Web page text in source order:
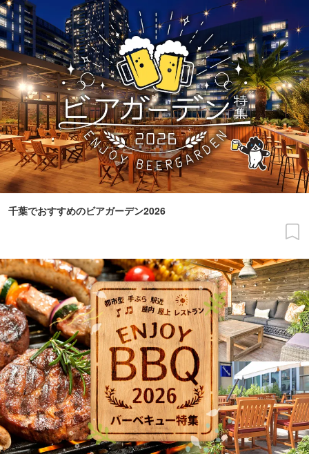
千葉でおすすめのビアガーデン2026